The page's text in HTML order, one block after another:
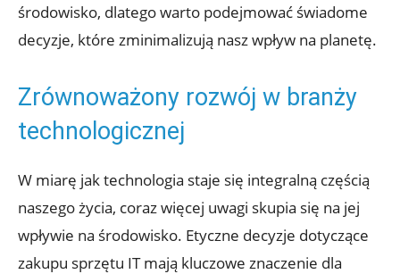
środowisko, dlatego warto podejmować świadome
decyzje, które zminimalizują nasz wpływ na planetę.
Zrównoważony rozwój w branży
technologicznej
W miarę jak technologia staje się integralną częścią
naszego życia, coraz więcej uwagi skupia się na jej
wpływie na środowisko. Etyczne decyzje dotyczące
zakupu sprzętu IT mają kluczowe znaczenie dla